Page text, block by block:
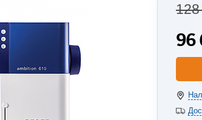
96